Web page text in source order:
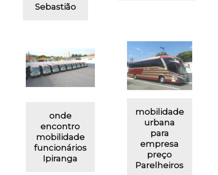
Sebastião
onde
encontro
mobilidade
funcionários
Ipiranga
mobilidade
urbana
para
empresa
preço
Parelheiros